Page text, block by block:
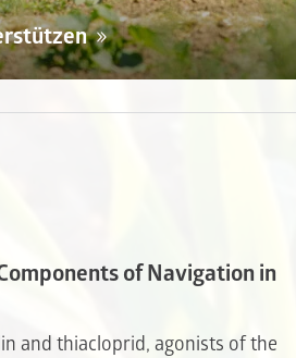
of Navigation in
and thiacloprid, agonists of the